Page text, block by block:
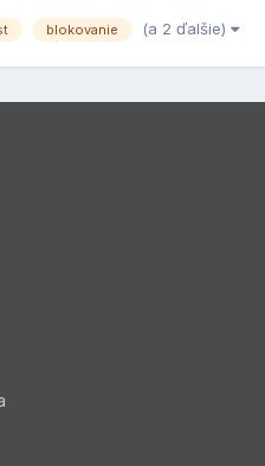
na tlačidlo Hromadná
Rozšírené nastavenia.
nepovole...
blokovanie (a 2 ďalšie)